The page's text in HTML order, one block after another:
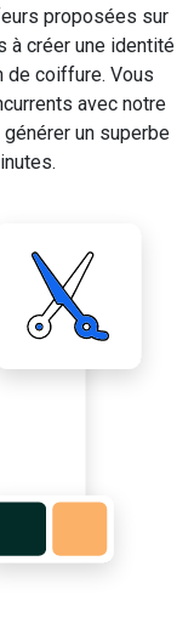
proposées sur
à créer une identité
de coiffure. Vous
avec notre
un superbe